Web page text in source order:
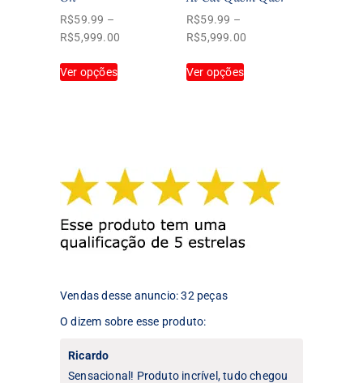
R$59.99 –
R$5,999.00
Ver opçõesproduto
opções
podem
ser
escolhidas
na
produto
R$59.99 –
R$5,999.00
Ver opçõesproduto
opções
podem
ser
na
Vendas desse anuncio: 32 peças
O dizem sobre esse produto:
Ricardo
Sensacional! Produto incrível, tudo chegou